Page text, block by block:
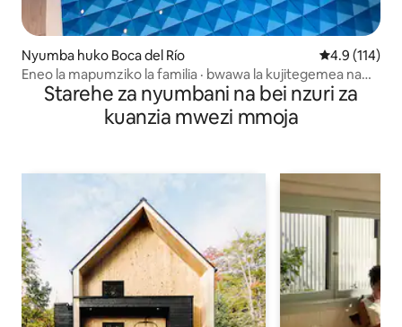
Nyumba huko Boca del Río Ukadiriaji wa
4.9 (114)
Eneo la mapumziko la familia · bwawa la kujitegemea na
ufukwe karibu
Starehe za nyumbani na bei nzuri za
kuanzia mwezi mmoja